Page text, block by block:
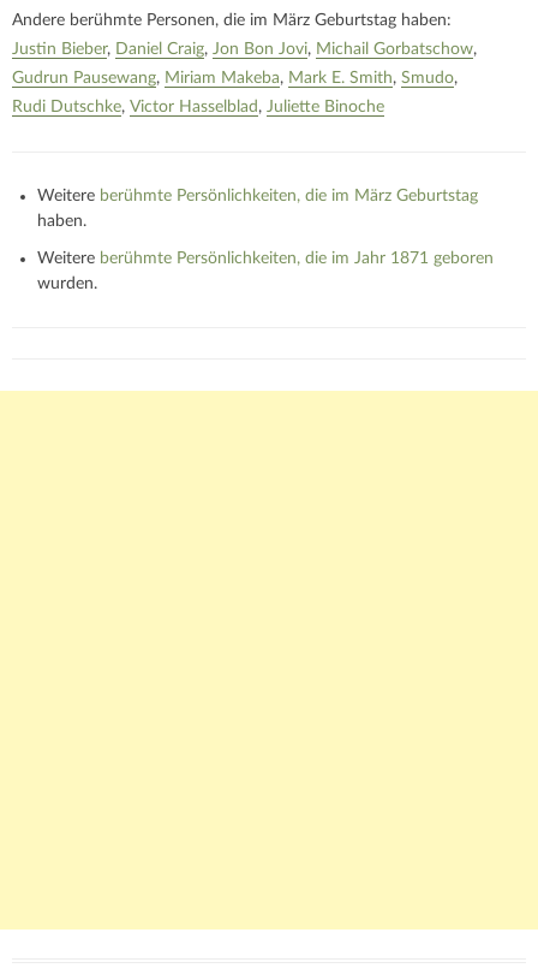
Andere berühmte Personen, die im März Geburtstag haben:
Justin Bieber
Daniel Craig Jon Bon Jovi
Michail Gorbatschow
Gudrun Pausewang
Miriam Makeba Mark E. Smith Smudo
Rudi Dutschke Victor Hasselblad Juliette Binoche
Weitere berühmte Persönlichkeiten, die im März Geburtstag
haben.
Weitere berühmte Persönlichkeiten, die im Jahr 1871 geboren
wurden.